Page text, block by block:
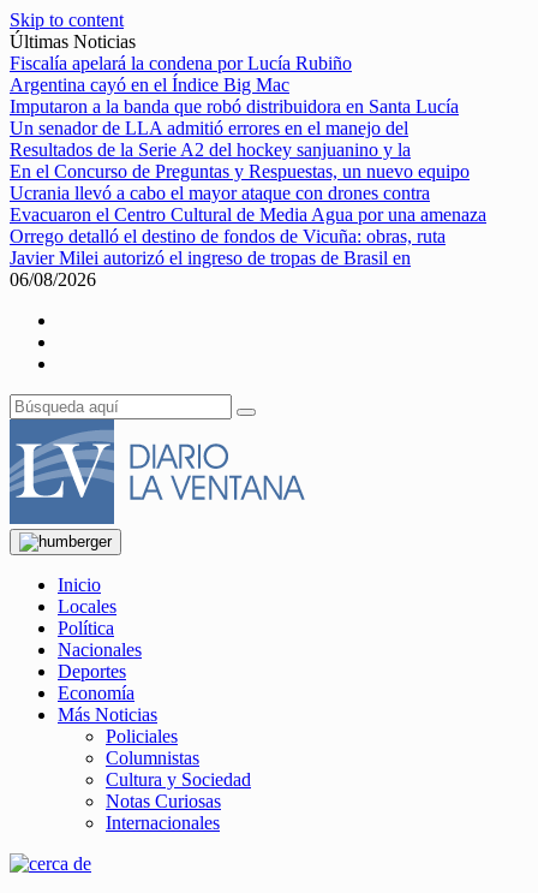
Skip to content
Últimas Noticias
Fiscalía apelará la condena por Lucía Rubiño
Argentina cayó en el Índice Big Mac
Imputaron a la banda que robó distribuidora en Santa Lucía
Un senador de LLA admitió errores en el manejo del
Resultados de la Serie A2 del hockey sanjuanino y la
En el Concurso de Preguntas y Respuestas, un nuevo equipo
Ucrania llevó a cabo el mayor ataque con drones contra
Evacuaron el Centro Cultural de Media Agua por una amenaza
Orrego detalló el destino de fondos de Vicuña: obras, ruta
Javier Milei autorizó el ingreso de tropas de Brasil en
06/08/2026
Inicio
Locales
Política
Nacionales
Deportes
Economía
Más Noticias
Policiales
Columnistas
Cultura y Sociedad
Notas Curiosas
Internacionales